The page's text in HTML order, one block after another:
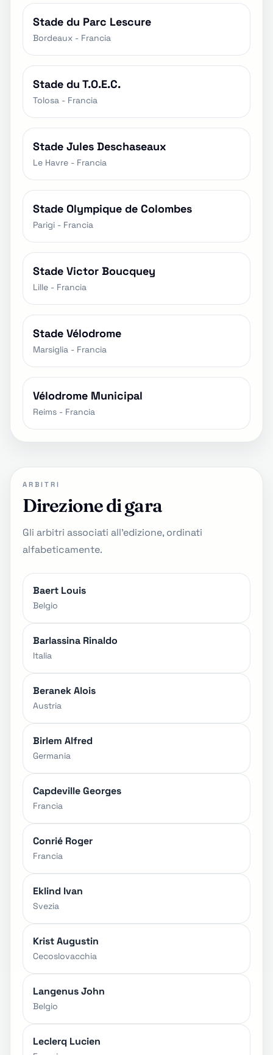
Stade du Parc Lescure
Bordeaux - Francia
Stade du T.O.E.C.
Tolosa - Francia
Stade Jules Deschaseaux
Le Havre - Francia
Stade Olympique de Colombes
Parigi - Francia
Stade Victor Boucquey
Lille - Francia
Stade Vélodrome
Marsiglia - Francia
Vélodrome Municipal
Reims - Francia
ARBITRI
Direzione di gara
Gli arbitri associati all'edizione, ordinati
alfabeticamente.
Baert Louis
Belgio
Barlassina Rinaldo
Italia
Beranek Alois
Austria
Birlem Alfred
Germania
Capdeville Georges
Francia
Conrié Roger
Francia
Eklind Ivan
Svezia
Krist Augustin
Cecoslovacchia
Langenus John
Belgio
Leclerq Lucien